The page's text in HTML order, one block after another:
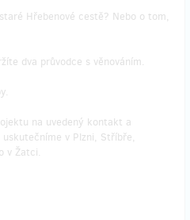
Hřebenové cestě? Nebo o tom,
dva průvodce s věnováním.
na uvedený kontakt a
v Plzni, Stříbře,
v Žatci.